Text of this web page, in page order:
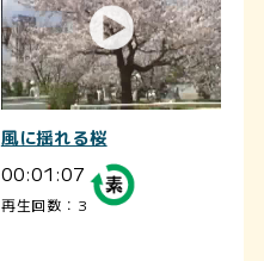
風に揺れる桜
00:01:07
再生回数：3